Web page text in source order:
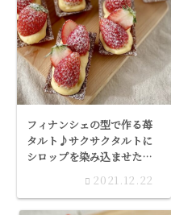
フィナンシェの型で作る苺
タルト♪サクサクタルトに
シロップを染み込ませたダ
マンド♪その上にカスター
ドと苺をたっぷり乗せまし
た♪
2021.12.22